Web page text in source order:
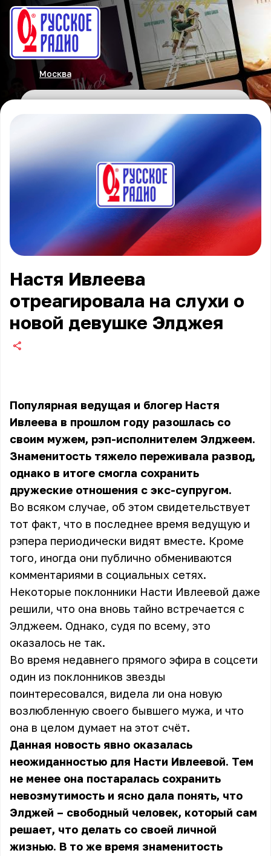
Москва
Настя Ивлеева
отреагировала на слухи о
новой девушке Элджея
Популярная ведущая и блогер Настя
Ивлеева в прошлом году разошлась со
своим мужем, рэп-исполнителем Элджеем.
Знаменитость тяжело переживала развод,
однако в итоге смогла сохранить
дружеские отношения с экс-супругом.
Во всяком случае, об этом свидетельствует
тот факт, что в последнее время ведущую и
рэпера периодически видят вместе. Кроме
того, иногда они публично обмениваются
комментариями в социальных сетях.
Некоторые поклонники Насти Ивлеевой даже
решили, что она вновь тайно встречается с
Элджеем. Однако, судя по всему, это
оказалось не так.
Во время недавнего прямого эфира в соцсети
один из поклонников звезды
поинтересовался, видела ли она новую
возлюбленную своего бывшего мужа, и что
она в целом думает на этот счёт.
Данная новость явно оказалась
неожиданностью для Насти Ивлеевой. Тем
не менее она постаралась сохранить
невозмутимость и ясно дала понять, что
Элджей – свободный человек, который сам
решает, что делать со своей личной
жизнью. В то же время знаменитость